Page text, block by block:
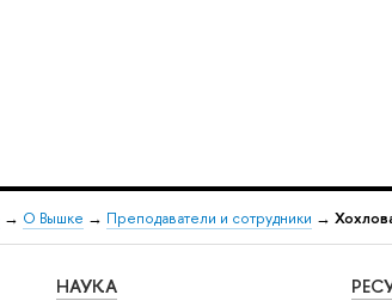
→ О Вышке → Преподаватели и сотрудники →
НАУКА